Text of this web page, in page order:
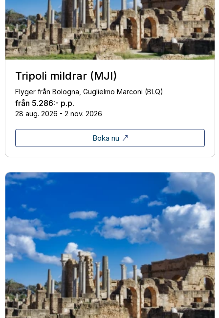
Tripoli mildrar (MJI)
Flyger från Bologna, Guglielmo Marconi (BLQ)
från 5.286:- p.p.
28 aug. 2026 - 2 nov. 2026
Boka nu